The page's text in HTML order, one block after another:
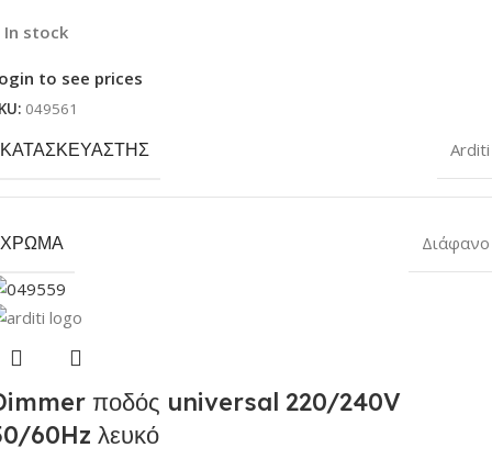
In stock
to see prices
049561
ΚΑΤΑΣΚΕΥΑΣΤΉΣ Arditi
ΧΡΏΜΑ Διάφανο
ποδός universal 220/240V
60Hz λευκό